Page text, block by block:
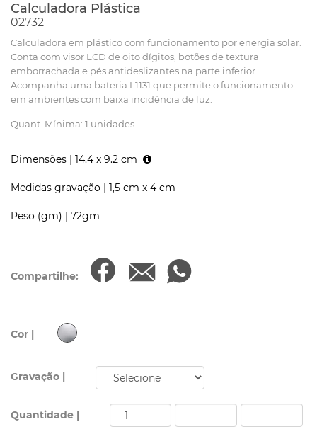
Calculadora Plástica
02732
Calculadora em plástico com funcionamento por energia solar.
Conta com visor LCD de oito dígitos, botões de textura
emborrachada e pés antideslizantes na parte inferior.
Acompanha uma bateria L1131 que permite o funcionamento
em ambientes com baixa incidência de luz.
Quant. Mínima: 1 unidades
Dimensões | 14.4 x 9.2 cm
Medidas gravação | 1,5 cm x 4 cm
Peso (gm) | 72gm
Compartilhe:
Cor |
Gravação |
Quantidade |